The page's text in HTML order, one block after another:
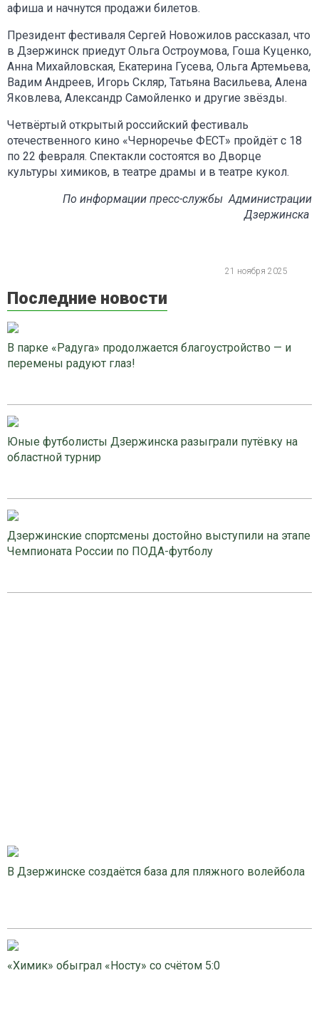
афиша и начнутся продажи билетов.
Президент фестиваля Сергей Новожилов рассказал, что
в Дзержинск приедут Ольга Остроумова, Гоша Куценко,
Анна Михайловская, Екатерина Гусева, Ольга Артемьева,
Вадим Андреев, Игорь Скляр, Татьяна Васильева, Алена
Яковлева, Александр Самойленко и другие звёзды.
Четвёртый открытый российский фестиваль
отечественного кино «Черноречье ФЕСТ» пройдёт с 18
по 22 февраля. Спектакли состоятся во Дворце
культуры химиков, в театре драмы и в театре кукол.
По информации пресс-службы Администрации
Дзержинска
21 ноября 2025
Последние новости
В парке «Радуга» продолжается благоустройство — и
перемены радуют глаз!
Юные футболисты Дзержинска разыграли путёвку на
областной турнир
Дзержинские спортсмены достойно выступили на этапе
Чемпионата России по ПОДА-футболу
В Дзержинске создаётся база для пляжного волейбола
«Химик» обыграл «Носту» со счётом 5:0